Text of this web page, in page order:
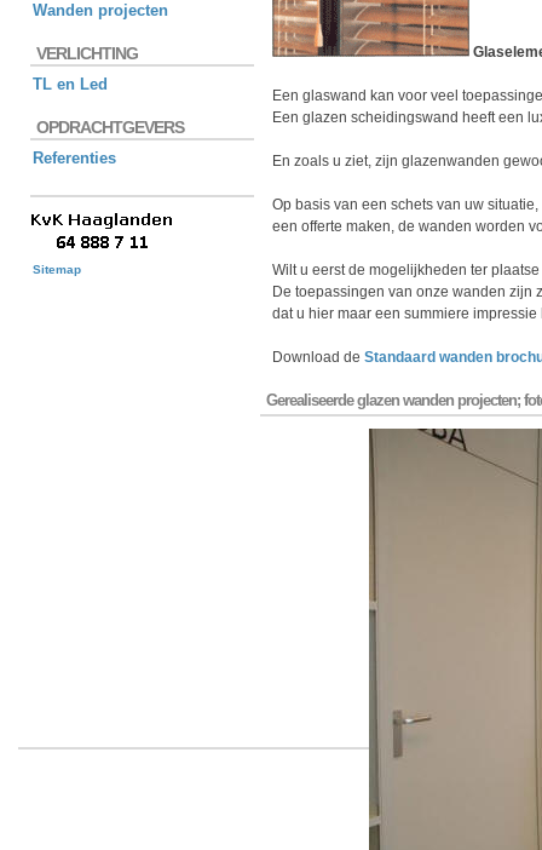
Een glaswand kan voor veel
Een glazen scheidingswand heeft een
En zoals u ziet, zijn glazenwanden
Op basis van een schets van uw
een offerte maken, de wanden worden
Wilt u eerst de mogelijkheden ter
De toepassingen van onze wanden zijn
dat u hier maar een summiere
Download de Standaard wanden
Gerealiseerde glazen wanden projecten;
Wanden projecten
VERLICHTING
TL en Led
OPDRACHTGEVERS
Referenties
Sitemap